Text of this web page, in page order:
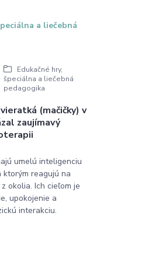
(mačičky) v
zaujímavý
Edukačné hry,
špeciálna a liečebná
pedagogika
umelú inteligenciu
ktorým reagujú na
okolia. Ich cieľom je
upokojenie a
interakciu.